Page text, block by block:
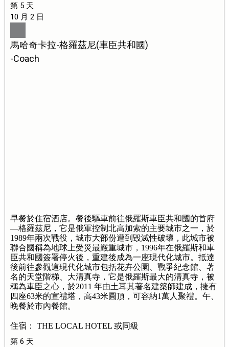
第 5 天
10 月 2 日
馬哈奇卡拉-格羅茲尼(車臣共和國)
-Coach
早餐於住宿酒店。餐後驅車前往俄羅斯車臣共和國的首府
—格羅茲尼，它是俄軍控制北高加索的主要城市之一，於
1989年兩次戰役，城市大部份遭到毀滅性破壞，此城市被
聯合國稱為地球上受災最嚴重城市，1996年在俄羅斯和車
臣共和國簽署停火後，重建後成為一座現代化城市。抵達
後前往參觀這現代化城市包括花卉公園、戰爭紀念館、著
名的天堂階梯、大清真寺，它是俄羅斯最大的清真寺，被
稱為車臣之心，於2011 年由土耳其著名建築師建成，擁有
四座63米的宣禮塔，高43米圓頂，可容納1萬人聚禮。午、
晚餐於市內餐館。
住宿： THE LOCAL HOTEL 或同級
第 6 天